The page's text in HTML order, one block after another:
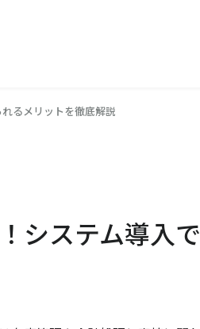
るメリットを徹底解説
システム導入